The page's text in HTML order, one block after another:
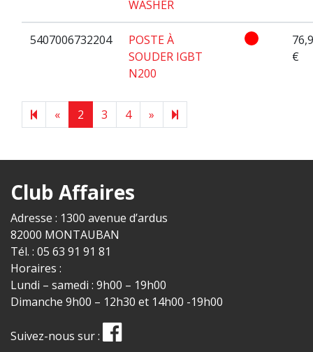
WASHER
5407006732204
POSTE À
SOUDER IGBT
N200
€
«Previous page
2 3 4 » Next page
48
Club Affaires
Adresse : 1300 avenue d’ardus
82000 MONTAUBAN
Tél. : 05 63 91 91 81
Horaires :
Lundi – samedi : 9h00 – 19h00
Dimanche 9h00 – 12h30 et 14h00 -19h00
Suivez-nous sur :